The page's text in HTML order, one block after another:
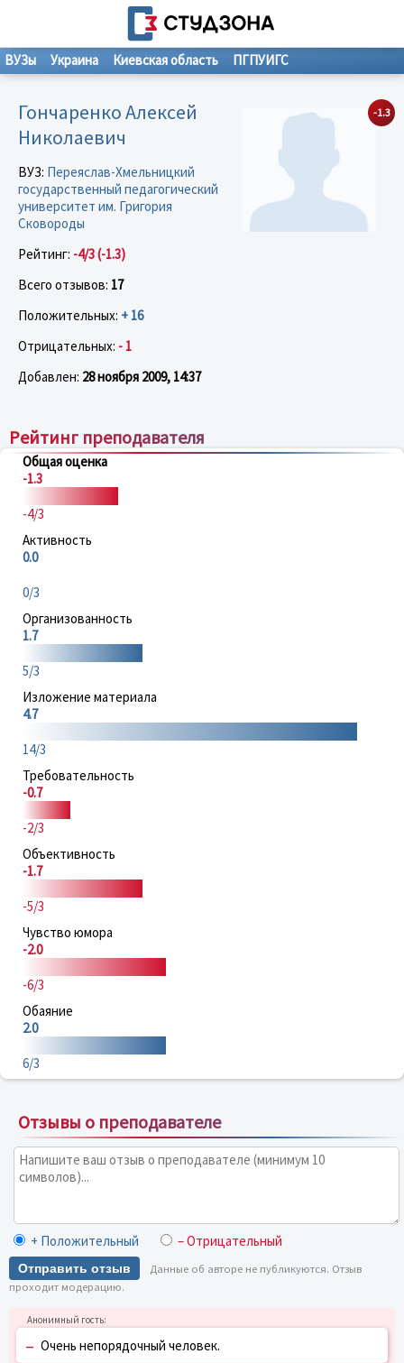
ВУЗы Украина Киевская область ПГПУИГС
-1.3
Гончаренко Алексей
Николаевич
ВУЗ: Переяслав-Хмельницкий
государственный педагогический
университет им. Григория
Сковороды
Рейтинг: -4/3 (-1.3)
Всего отзывов: 17
Положительных: + 16
Отрицательных: - 1
Добавлен: 28 ноября 2009, 14:37
Рейтинг преподавателя
Общая оценка
-1.3
-4/3
Активность
0.0
0/3
Организованность
1.7
5/3
Изложение материала
4.7
14/3
Требовательность
-0.7
-2/3
Объективность
-1.7
-5/3
Чувство юмора
-2.0
-6/3
Обаяние
2.0
6/3
Отзывы о преподавателе
+ Положительный – Отрицательный
Отправить отзыв
Данные об авторе не публикуются. Отзыв
проходит модерацию.
– Очень непорядочный человек.